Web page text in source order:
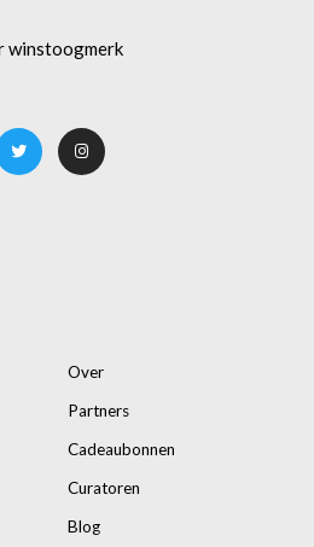
winstoogmerk
Over
Partners
Cadeaubonnen
Curatoren
Blog